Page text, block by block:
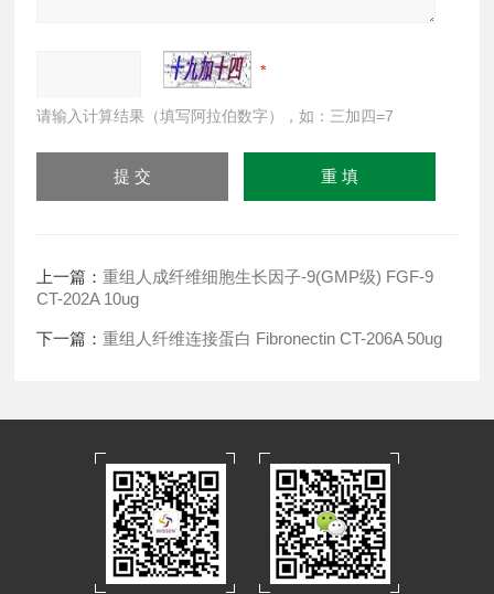
请输入计算结果（填写阿拉伯数字），如：三加四=7
上一篇：重组人成纤维细胞生长因子-9(GMP级) FGF-9
CT-202A 10ug
下一篇：重组人纤维连接蛋白 Fibronectin CT-206A 50ug